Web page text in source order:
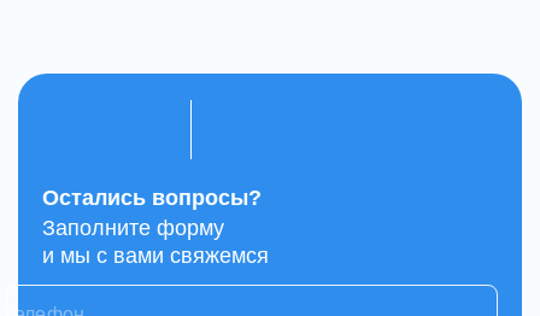
Остались вопросы?
Заполните форму
и мы с вами свяжемся